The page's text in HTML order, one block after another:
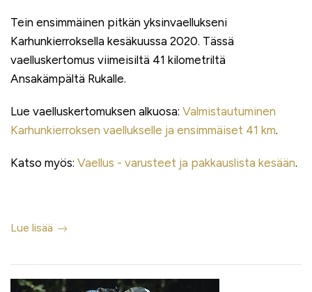
Tein ensimmäinen pitkän yksinvaellukseni
Karhunkierroksella kesäkuussa 2020. Tässä
vaelluskertomus viimeisiltä 41 kilometriltä
Ansakämpältä Rukalle.
Lue vaelluskertomuksen alkuosa: Valmistautuminen
Karhunkierroksen vaellukselle ja ensimmäiset 41 km.
Katso myös: Vaellus - varusteet ja pakkauslista kesään.
Lue lisää